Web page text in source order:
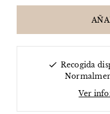
Recogida
Ver